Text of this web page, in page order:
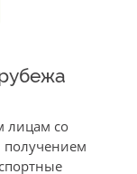
лицам со